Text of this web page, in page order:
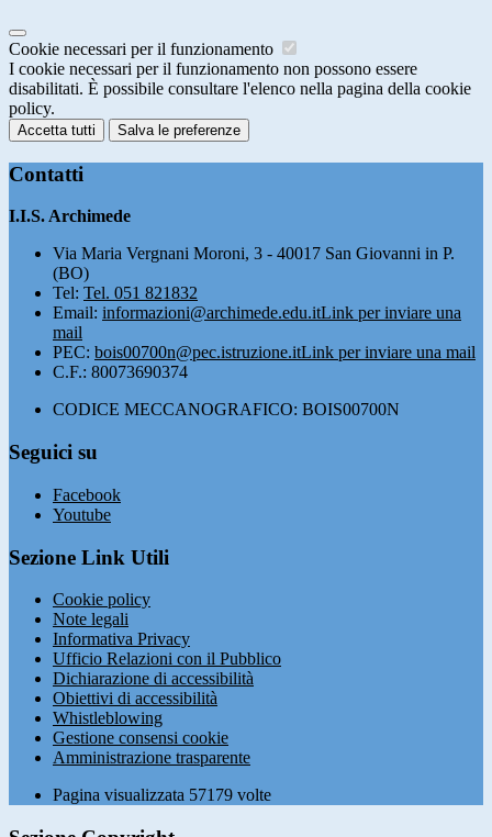
Cookie necessari per il funzionamento
I cookie necessari per il funzionamento non possono essere
disabilitati. È possibile consultare l'elenco nella pagina della cookie
policy.
Accetta tutti Salva le preferenze
Contatti
I.I.S. Archimede
Via Maria Vergnani Moroni, 3 - 40017 San Giovanni in P.
(BO)
Tel: Tel. 051 821832
Email: informazioni@archimede.edu.itLink per inviare una
mail
PEC: bois00700n@pec.istruzione.itLink per inviare una mail
C.F.: 80073690374
CODICE MECCANOGRAFICO: BOIS00700N
Seguici su
Facebook
Youtube
Sezione Link Utili
Cookie policy
Note legali
Informativa Privacy
Ufficio Relazioni con il Pubblico
Dichiarazione di accessibilità
Obiettivi di accessibilità
Whistleblowing
Gestione consensi cookie
Amministrazione trasparente
Pagina visualizzata 57179 volte